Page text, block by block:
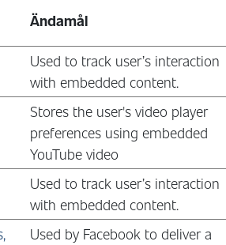
Ändamål
Used to track user’s interaction
with embedded content.
Stores the user's video player
preferences using embedded
YouTube video
Used to track user’s interaction
with embedded content.
Used by Facebook to deliver a